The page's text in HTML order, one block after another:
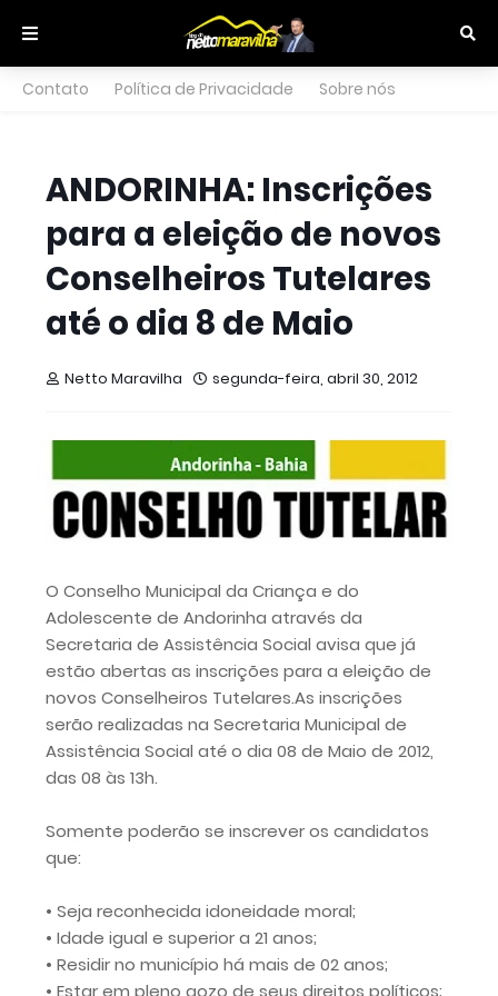
Contato Política de Privacidade Sobre nós
ANDORINHA: Inscrições
para a eleição de novos
Conselheiros Tutelares
até o dia 8 de Maio
Netto Maravilha segunda-feira, abril 30, 2012
O Conselho Municipal da Criança e do
Adolescente de Andorinha através da
Secretaria de Assistência Social avisa que já
estão abertas as inscrições para a eleição de
novos Conselheiros Tutelares.As inscrições
serão realizadas na Secretaria Municipal de
Assistência Social até o dia 08 de Maio de 2012,
das 08 às 13h.
Somente poderão se inscrever os candidatos
que:
• Seja reconhecida idoneidade moral;
• Idade igual e superior a 21 anos;
• Residir no município há mais de 02 anos;
• Estar em pleno gozo de seus direitos políticos;